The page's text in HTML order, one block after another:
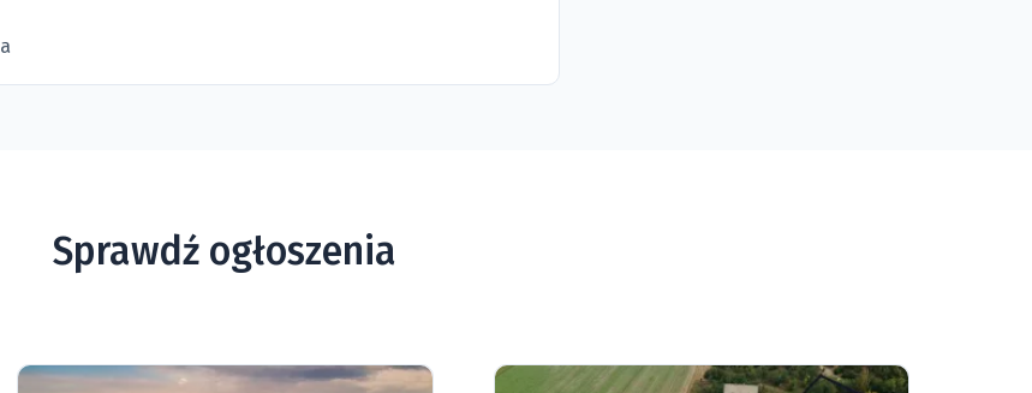
Sprawdź ogłoszenia